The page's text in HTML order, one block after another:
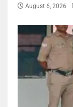
August 6, 2026